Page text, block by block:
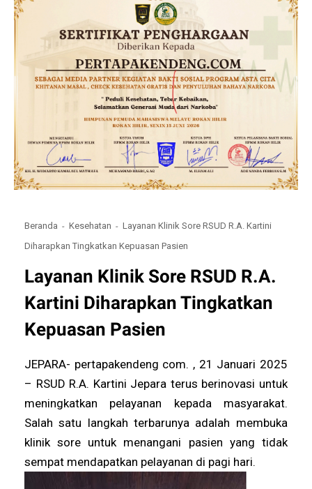
Beranda Kesehatan
Layanan Klinik Sore RSUD R.A. Kartini
Diharapkan Tingkatkan Kepuasan Pasien
Layanan Klinik Sore RSUD R.A.
Kartini Diharapkan Tingkatkan
Kepuasan Pasien
JEPARA- pertapakendeng com. , 21 Januari 2025
– RSUD R.A. Kartini Jepara terus berinovasi untuk
meningkatkan pelayanan kepada masyarakat.
Salah satu langkah terbarunya adalah membuka
klinik sore untuk menangani pasien yang tidak
sempat mendapatkan pelayanan di pagi hari.